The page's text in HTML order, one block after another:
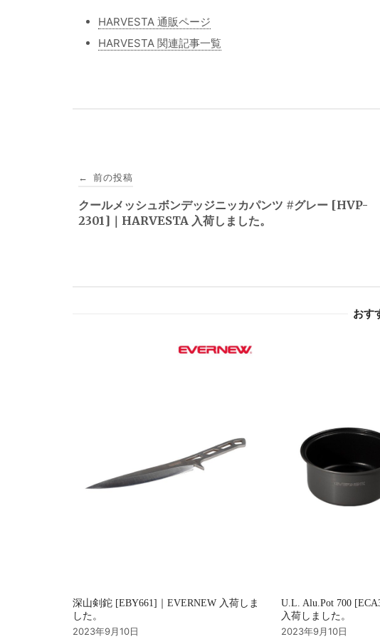
HARVESTA 通販ページ
HARVESTA 関連記事一覧
稿
ナ
← 前の投稿
クールメッシュボンデッジニッカパンツ #グレー [HVP-
2301]｜HARVESTA 入荷しました。
おす
深山剣鉈 [EBY661]｜EVERNEW 入荷しま
した。
2023年9月10日
U.L. Alu.Pot 700
入荷しました。
2023年9月10日